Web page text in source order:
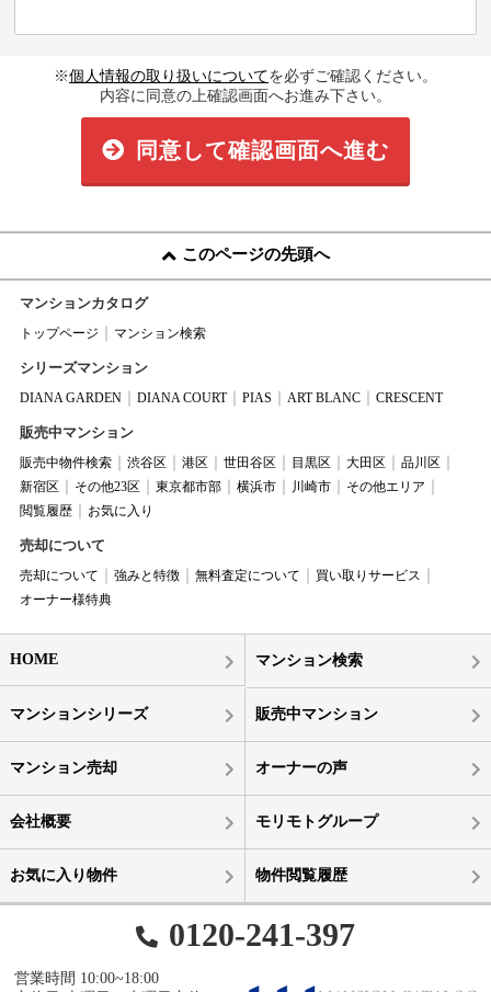
※個人情報の取り扱いについてを必ずご確認ください。
内容に同意の上確認画面へお進み下さい。
同意して確認画面へ進む
このページの先頭へ
マンションカタログ
トップページ マンション検索
シリーズマンション
DIANA GARDEN DIANA COURT PIAS ART BLANC CRESCENT
販売中マンション
販売中物件検索 渋谷区 港区 世田谷区 目黒区 大田区
品川区
新宿区
その他23区 東京都市部 横浜市 川崎市
その他エリア
閲覧履歴
お気に入り
売却について
売却について 強みと特徴 無料査定について
買い取りサービス
オーナー様特典
HOME マンション検索
マンションシリーズ 販売中マンション
マンション売却 オーナーの声
会社概要 モリモトグループ
お気に入り物件 物件閲覧履歴
0120-241-397
営業時間 10:00~18:00